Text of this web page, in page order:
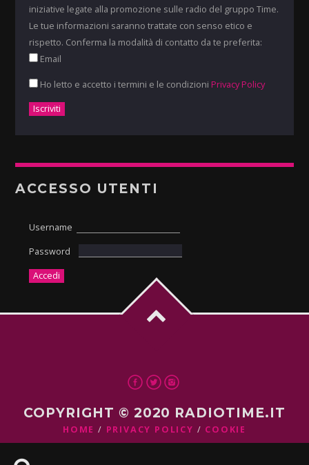
iniziative legate alla promozione sulle radio del gruppo Time.
Le tue informazioni saranno trattate con senso etico e
rispetto. Conferma la modalità di contatto da te preferita:
Email
Ho letto e accetto i termini e le condizioni Privacy Policy
ACCESSO UTENTI
Username
Password
COPYRIGHT © 2020 RADIOTIME.IT
HOME PRIVACY POLICY COOKIE